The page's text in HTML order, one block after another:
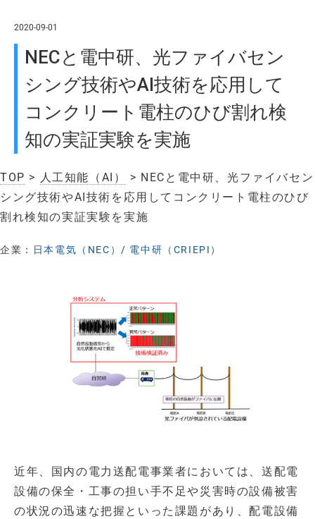
2020-09-01
NECと電中研、光ファイバセン
シング技術やAI技術を応用して
コンクリート電柱のひび割れ検
知の実証実験を実施
TOP > 人工知能（AI）
> NECと電中研、光ファイバセン
シング技術やAI技術を応用してコンクリート電柱のひび
割れ検知の実証実験を実施
企業： 日本電気（NEC）/ 電中研（CRIEPI）
近年、国内の電力送配電事業者においては、送配電
設備の保全・工事の担い手不足や災害時の設備被害
の状況の迅速な把握といった課題があり、配電設備